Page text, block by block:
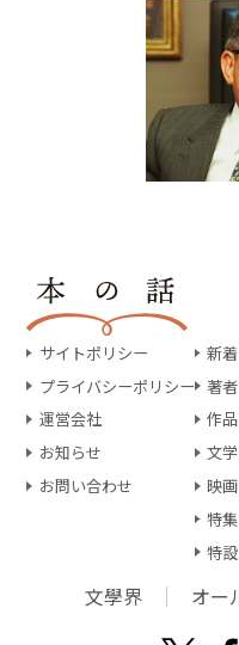
サイトポリシー
プライバシーポリシー
運営会社
お知らせ
お問い合わせ
新
著
作
文
映
特集
特
文學界 オー